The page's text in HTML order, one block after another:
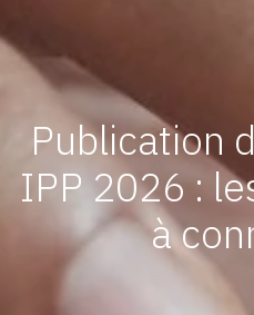
Publication
IPP 2026 :
à